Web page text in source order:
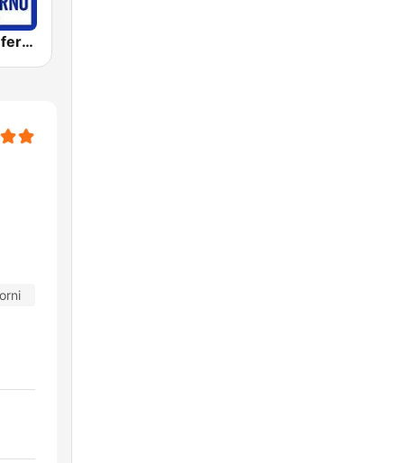
MC2 Disco Inferno Channel